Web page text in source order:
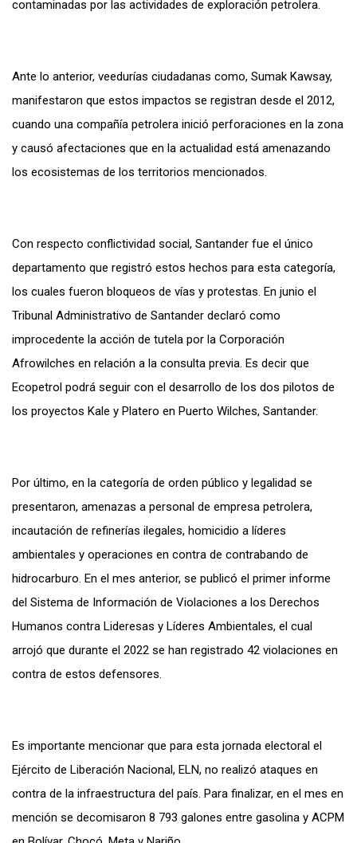
contaminadas por las actividades de exploración petrolera.
Ante lo anterior, veedurías ciudadanas como, Sumak Kawsay,
manifestaron que estos impactos se registran desde el 2012,
cuando una compañía petrolera inició perforaciones en la zona
y causó afectaciones que en la actualidad está amenazando
los ecosistemas de los territorios mencionados.
Con respecto conflictividad social, Santander fue el único
departamento que registró estos hechos para esta categoría,
los cuales fueron bloqueos de vías y protestas. En junio el
Tribunal Administrativo de Santander declaró como
improcedente la acción de tutela por la Corporación
Afrowilches en relación a la consulta previa. Es decir que
Ecopetrol podrá seguir con el desarrollo de los dos pilotos de
los proyectos Kale y Platero en Puerto Wilches, Santander.
Por último, en la categoría de orden público y legalidad se
presentaron, amenazas a personal de empresa petrolera,
incautación de refinerías ilegales, homicidio a líderes
ambientales y operaciones en contra de contrabando de
hidrocarburo. En el mes anterior, se publicó el primer informe
del Sistema de Información de Violaciones a los Derechos
Humanos contra Lideresas y Líderes Ambientales, el cual
arrojó que durante el 2022 se han registrado 42 violaciones en
contra de estos defensores.
Es importante mencionar que para esta jornada electoral el
Ejército de Liberación Nacional, ELN, no realizó ataques en
contra de la infraestructura del país. Para finalizar, en el mes en
mención se decomisaron 8 793 galones entre gasolina y ACPM